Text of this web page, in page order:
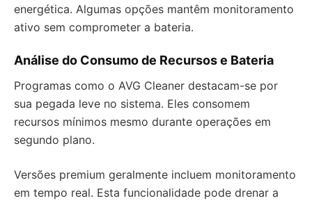
energética. Algumas opções mantêm monitoramento
ativo sem comprometer a bateria.
Análise do Consumo de Recursos e Bateria
Programas como o AVG Cleaner destacam-se por
sua pegada leve no sistema. Eles consomem
recursos mínimos mesmo durante operações em
segundo plano.
Versões premium geralmente incluem monitoramento
em tempo real. Esta funcionalidade pode drenar a